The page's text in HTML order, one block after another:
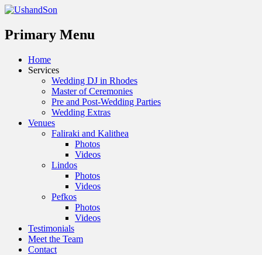
Menu
Primary Menu
Skip
Home
Services
Wedding DJ in Rhodes
Master of Ceremonies
Pre and Post-Wedding Parties
Wedding Extras
Venues
Faliraki and Kalithea
Photos
Videos
Lindos
Photos
Videos
Pefkos
Photos
Videos
Testimonials
Meet the Team
Contact